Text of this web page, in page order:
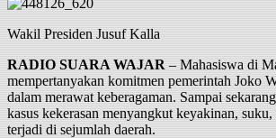
Wakil Presiden Jusuf Kalla
RADIO SUARA WAJAR – Mahasiswa di
mempertanyakan komitmen pemerintah Joko
dalam merawat keberagaman. Sampai
kasus kekerasan menyangkut keyakinan,
terjadi di sejumlah daerah.